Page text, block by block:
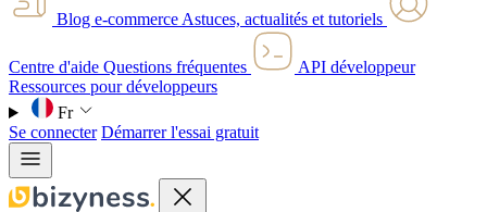
Blog e-commerce Astuces, actualités et tutoriels
Centre d'aide Questions fréquentes
API développeur
Ressources pour développeurs
Fr
Se connecter Démarrer l'essai gratuit